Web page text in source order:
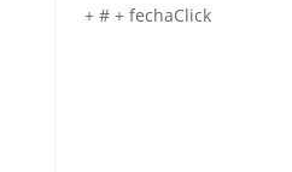
+ # + fechaClick